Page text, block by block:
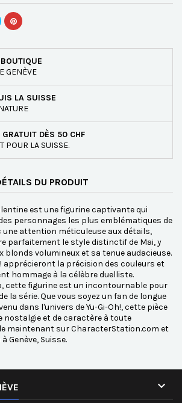
GENÈVE
LA SUISSE
DÈS 50 CHF
POUR LA SUISSE.
DU PRODUIT
est une figurine captivante qui
personnages les plus emblématiques de
une attention méticuleuse aux détails,
parfaitement le style distinctif de Mai, y
blonds volumineux et sa tenue audacieuse.
apprécieront la précision des couleurs et
hommage à la célèbre duelliste.
cette figurine est un incontournable pour
la série. Que vous soyez un fan de longue
dans l'univers de Yu-Gi-Oh!, cette pièce
nostalgie et de caractère à toute
maintenant sur CharacterStation.com et
Genève, Suisse.
